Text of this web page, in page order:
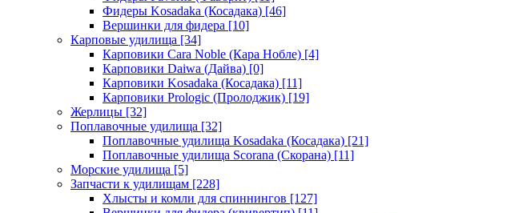
Фидеры Kosadaka (Косадака) [46]
Вершинки для фидера [10]
Карповые удилища [34]
Карповики Cara Noble (Кара Нобле) [4]
Карповики Daiwa (Дайва) [0]
Карповики Kosadaka (Косадака) [11]
Карповики Prologic (Пролоджик) [19]
Жерлицы [32]
Поплавочные удилища [32]
Поплавочные удилища Kosadaka (Косадака) [21]
Поплавочные удилища Scorana (Скорана) [11]
Морские удилища [5]
Запчасти к удилищам [228]
Хлысты и комли для спиннингов [127]